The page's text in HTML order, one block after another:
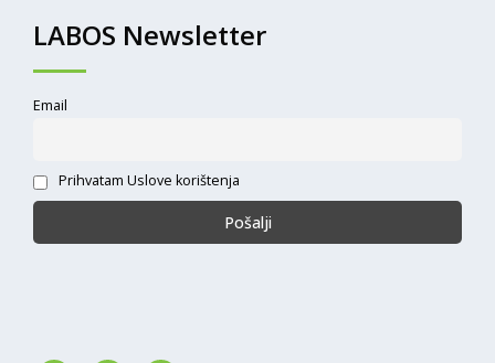
LABOS Newsletter
Email
Prihvatam Uslove korištenja